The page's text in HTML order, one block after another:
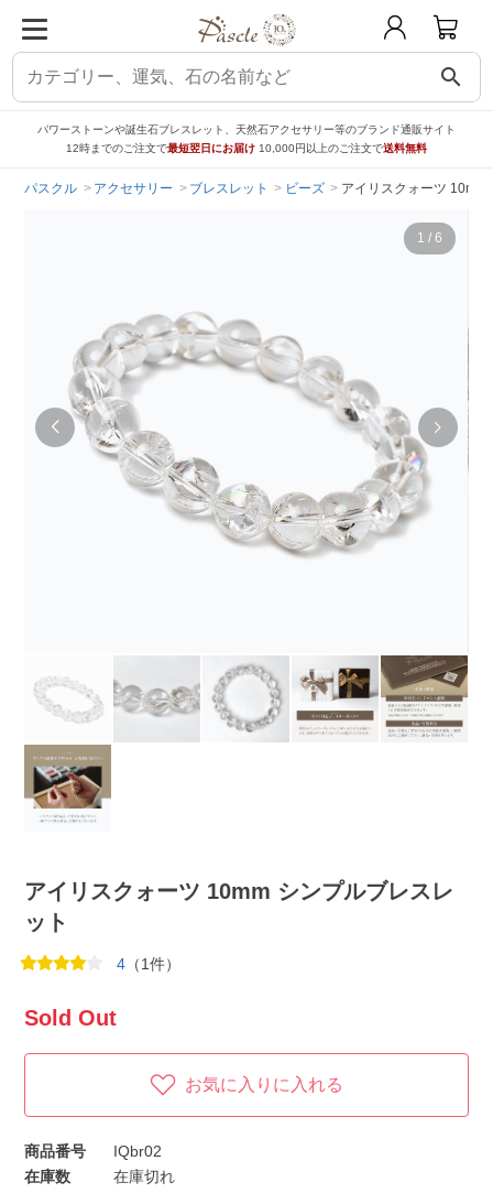
search
パワーストーンや誕生石ブレスレット、天然石アクセサリー等のブランド通販サイト
12時までのご注文で最短翌日にお届け 10,000円以上のご注文で送料無料
パスクル アクセサリー ブレスレット ビーズ アイリスクォーツ 10mm
1 / 6
アイリスクォーツ 10mm シンプルブレスレ
ット
4 （1件）
Sold Out
お気に入りに入れる
商品番号
IQbr02
在庫数
在庫切れ